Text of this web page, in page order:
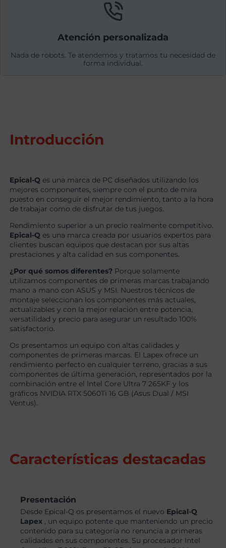
Atención personalizada
Nada de robots. Te atendemos y tratamos tu necesidad de
forma individual.
Introducción
Epical-Q es una marca de PC diseñados utilizando los
mejores componentes, siempre con el punto de mira
puesto en conseguir el mejor rendimiento, tanto a la hora
de trabajar como de disfrutar de tus juegos.
Rendimiento superior a un precio realmente competitivo.
Epical-Q es una marca creada por usuarios expertos para
clientes buscan equipos que destacan por sus altas
prestaciones y alta calidad en sus componentes.
¿Por qué somos diferentes? Porque solamente
utilizamos componentes de primeras marcas trabajando
mano a mano con ASUS y MSI. Nuestros técnicos de
montaje seleccionan los componentes más actuales,
actualizables y con la mejor relación entre potencia,
versatilidad y precio para asegurar un resultado 100%
satisfactorio.
Os presentamos un equipo con altas calidades y
componentes de primeras marcas. El Lapex ofrece un
rendimiento perfecto en cualquier terreno, gracias a sus
componentes de última generación, representados por la
combinación entre el Intel Core Ultra 7 265KF y los
gráficos NVIDIA RTX 5060Ti 16 GB (Asus Dual / MSI
Ventus).
Características destacadas
Presentación
Desde Epical-Q os presentamos el nuevo Epical-Q
Lapex , un equipo potente que manteniendo un precio
contenido para su categoría no renuncia a primeras
calidades en sus componentes. Su procesador Intel